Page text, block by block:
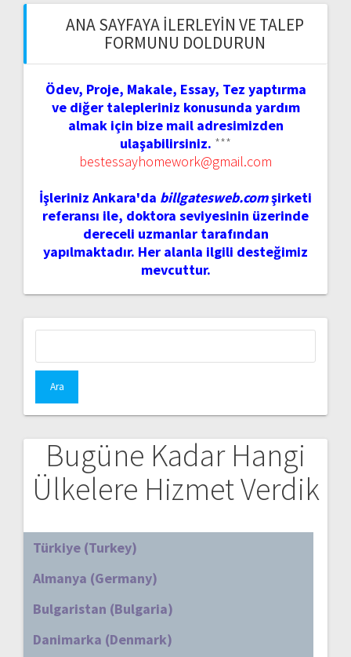
ANA SAYFAYA İLERLEYIN VE TALEP
FORMUNU DOLDURUN
Ödev, Proje, Makale, Essay, Tez yaptırma
ve diğer talepleriniz konusunda yardım
almak için bize mail adresimizden
ulaşabilirsiniz. ***
bestessayhomework@gmail.com
İşleriniz Ankara'da billgatesweb.comşirketi
referansı ile, doktora seviyesinin üzerinde
dereceli uzmanlar tarafından
yapılmaktadır. Her alanla ilgili desteğimiz
mevcuttur.
Bugüne Kadar Hangi
Ülkelere Hizmet Verdik
Türkiye (Turkey)
Almanya (Germany)
Bulgaristan (Bulgaria)
Danimarka (Denmark)